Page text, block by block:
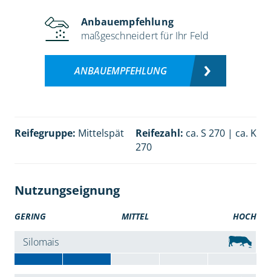
Anbauempfehlung
maßgeschneidert für Ihr Feld
ANBAUEMPFEHLUNG
Reifegruppe: Mittelspät Reifezahl: ca. S 270 | ca. K
270
Nutzungseignung
GERING MITTEL HOCH
Silomais